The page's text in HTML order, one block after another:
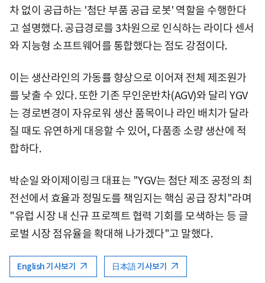
차 없이 공급하는 '첨단 부품 공급 로봇' 역할을 수행한다
고 설명했다. 공급경로를 3차원으로 인식하는 라이다 센서
와 지능형 소프트웨어를 통합했다는 점도 강점이다.
이는 생산라인의 가동률 향상으로 이어져 전체 제조원가
를 낮출 수 있다. 또한 기존 무인운반차(AGV)와 달리 YGV
는 경로변경이 자유로워 생산 품목이나 라인 배치가 달라
질 때도 유연하게 대응할 수 있어, 다품종 소량 생산에 적
합하다.
박순일 와이제이링크 대표는 "YGV는 첨단 제조 공정의 최
전선에서 효율과 정밀도를 책임지는 핵심 공급 장치"라며
"유럽 시장 내 신규 프로젝트 협력 기회를 모색하는 등 글
로벌 시장 점유율을 확대해 나가겠다"고 말했다.
English 기사보기 日本語 기사보기